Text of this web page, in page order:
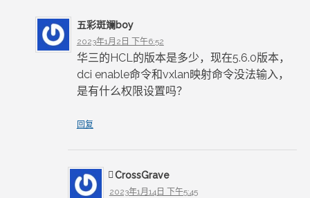
五彩斑斓boy
2023年1月2日 下午6:52
华三的HCL的版本是多少，现在5.6.0版本，
dci enable命令和vxlan映射命令没法输入，
是有什么权限设置吗？
回复
CrossGrave
2023年1月14日 下午5:45